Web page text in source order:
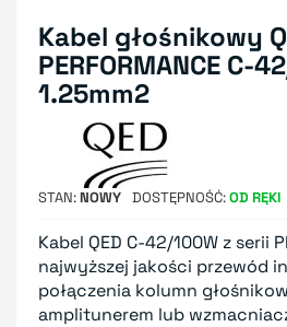
Kabel głośnikowy
PERFORMANCE C-
1.25mm2
STAN NOWY DOSTĘPNOŚĆ OD RĘKI
Kabel QED C-42/100W z serii
najwyższej jakości przewód
połączenia kolumn
amplitunerem lub